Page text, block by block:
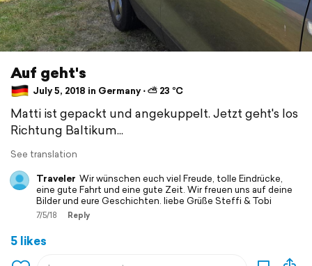
Auf geht's
July 5, 2018 in Germany ⋅ ⛅ 23 °C
Matti ist gepackt und angekuppelt. Jetzt geht's los
Richtung Baltikum...
See translation
Traveler Wir wünschen euch viel Freude, tolle Eindrücke,
eine gute Fahrt und eine gute Zeit. Wir freuen uns auf deine
Bilder und eure Geschichten. liebe Grüße Steffi & Tobi
7/5/18 Reply
5 likes